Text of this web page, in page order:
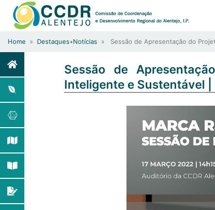
Home » Destaques•Notícias » Sessão de Apresentação do
Sessão de
Inteligente e Sustentável